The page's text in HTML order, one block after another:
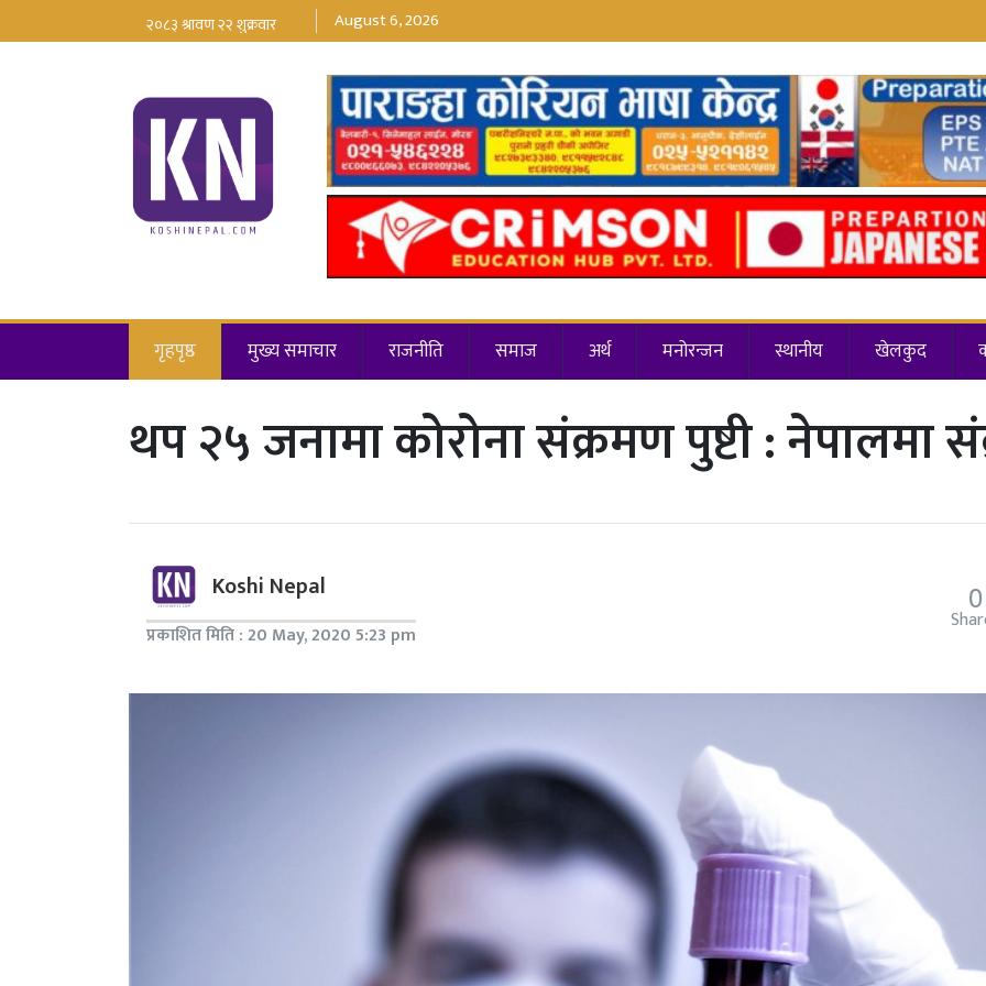
August 6, 2026
गृहपृष्ठ मुख्य समाचार राजनीति समाज अर्थ मनोरन्जन स्थानीय खेलकुद
थप २५ जनामा कोरोना संक्रमण पुष्टी : नेपालमा
Koshi Nepal
प्रकाशित मिति : 20 May, 2020 5:23 pm
0